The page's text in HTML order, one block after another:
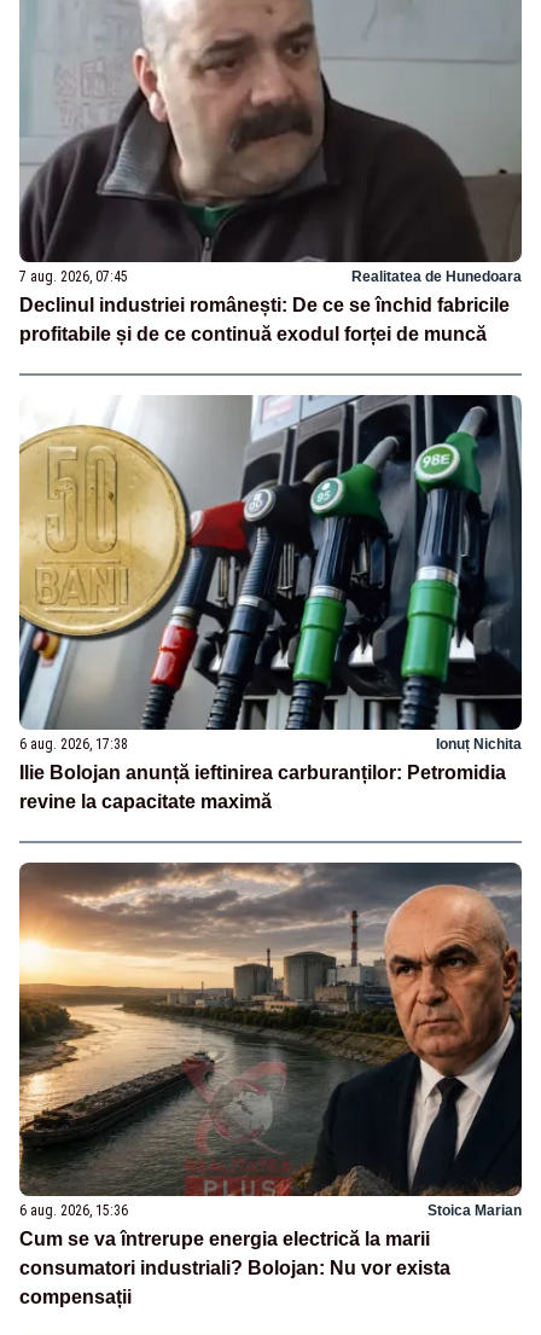
7 aug. 2026, 07:45 Realitatea de Hunedoara
Declinul industriei românești: De ce se închid fabricile
profitabile și de ce continuă exodul forței de muncă
6 aug. 2026, 17:38 Ionuț Nichita
Ilie Bolojan anunță ieftinirea carburanților: Petromidia
revine la capacitate maximă
6 aug. 2026, 15:36 Stoica Marian
Cum se va întrerupe energia electrică la marii
consumatori industriali? Bolojan: Nu vor exista
compensații